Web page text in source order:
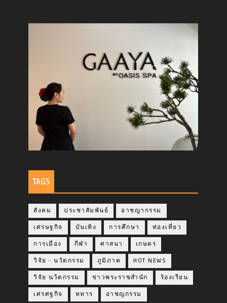
TAGS
สังคม ประชาสัมพันธ์ อาชญากรรม
เศรษฐกิจ บันเทิง การศึกษา ท่องเที่ยว
การเมือง กีฬา ศาสนา เกษตร
วิจัย - นวัตกรรม ภูมิภาค HOT NEWS
วิจัย นว้ตกรรม ข่าวพระราชสำนัก ร้องเรียน
เศรศฐกิจ ทหาร อาชญกรรม